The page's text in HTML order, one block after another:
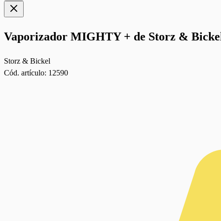
Vaporizador MIGHTY + de Storz &
Storz & Bickel
Cód. artículo: 12590